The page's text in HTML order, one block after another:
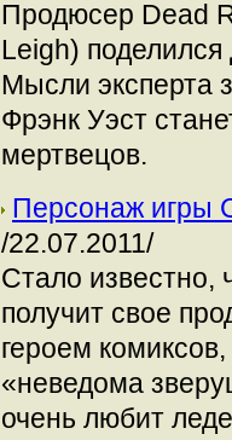
Продюсер Dead
Leigh)
Мысли эксперта
Фрэнк Уэст
мертвецов.
Персонаж игры
/22.07.2011/
Стало известно,
получит свое
героем
«неведома
очень любит